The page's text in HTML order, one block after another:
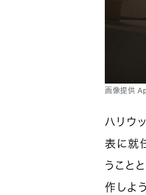
画像提供
ハリウ
表に就
うこと
作しよ